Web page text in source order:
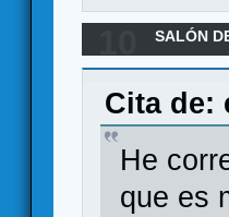
SALÓN
Cita de:
He
que es